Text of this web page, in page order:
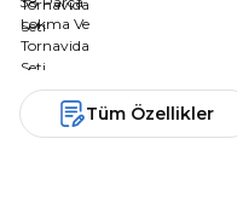
Tüm Özellikler